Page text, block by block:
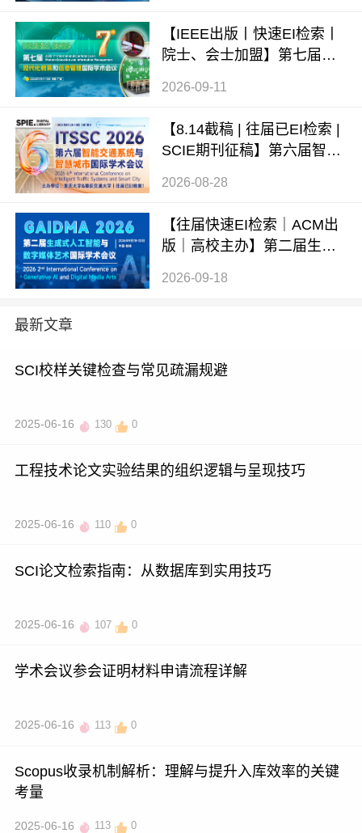
【IEEE出版丨快速EI检索丨
院士、会士加盟】第七届现
2026-09-11
【8.14截稿 | 往届已EI检索 |
SCIE期刊征稿】第六届智能
2026-08-28
【往届快速EI检索｜ACM出
版｜高校主办】第二届生成
2026-09-18
最新文章
SCI校样关键检查与常见疏漏规避
2025-06-16 130 0
工程技术论文实验结果的组织逻辑与呈现技巧
2025-06-16 110 0
SCI论文检索指南：从数据库到实用技巧
2025-06-16 107 0
学术会议参会证明材料申请流程详解
2025-06-16 113 0
Scopus收录机制解析：理解与提升入库效率的关键
考量
2025-06-16 113 0